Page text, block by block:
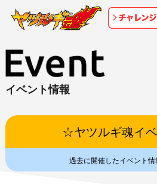
イベント情報
☆ヤツルギ魂イ
過去に開催したイベント情